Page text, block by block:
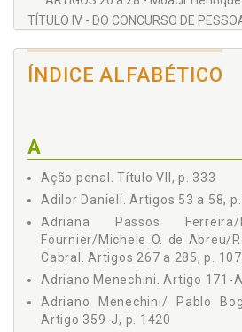
Alexandre Knopfholz
Alexandre Walmott Borges
Aline Mara Lustoza Fedato
Amanda Mendes Gimenes
Américo Ribeiro Magro
Andrey Borges Batalha
Antonio Carlos Bellini Júnior
Antônio Veloso Peleja Júnior
Candida Joelma Leopoldino
Cândido Bittencourt de Albuquerque
Carla Liliane Waldow Esquivel
TÍTULO IV - DO CONCURSO DE
Ribeiro Lopes, p. 164
TÍTULO V - DAS PENAS, p. 172
ARTIGOS 49 a 52 - Adriano
Andreucci, p. 205
CAPÍTULO II - DA COMINAÇÃO DAS
ARTIGOS 53 a 58 - Adilor Danieli, p.
CAPÍTULO III - DA APLICAÇÃO DA
ARTIGOS 59 a 68 - Eliezer
Junior, p. 221
Sérgio Rebouças, p. 263
ÍNDICE ALFABÉTICO
A
Ação penal. Título VII, p. 333
Adilor Danieli. Artigos 53 a 58,
Adriana Passos
Fournier/Michele O. de Abreu/
Cabral. Artigos 267 a 285, p.
Adriano Menechini. Artigo 171-
Adriano Menechini/ Pablo
Artigo 359-J, p. 1420